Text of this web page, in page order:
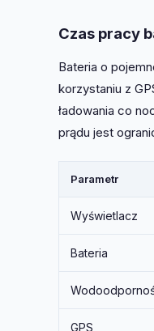
Czas pracy
Bateria o
korzystaniu z
ładowania co
prądu jest
Parametr
Wyświetlacz
Bateria
GPS